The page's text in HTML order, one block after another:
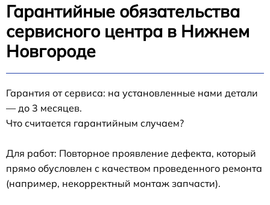
Гарантийные обязательства
сервисного центра в Нижнем
Новгороде
Гарантия от сервиса: на установленные нами детали
— до 3 месяцев.
Что считается гарантийным случаем?
Для работ: Повторное проявление дефекта, который
прямо обусловлен с качеством проведенного ремонта
(например, некорректный монтаж запчасти).